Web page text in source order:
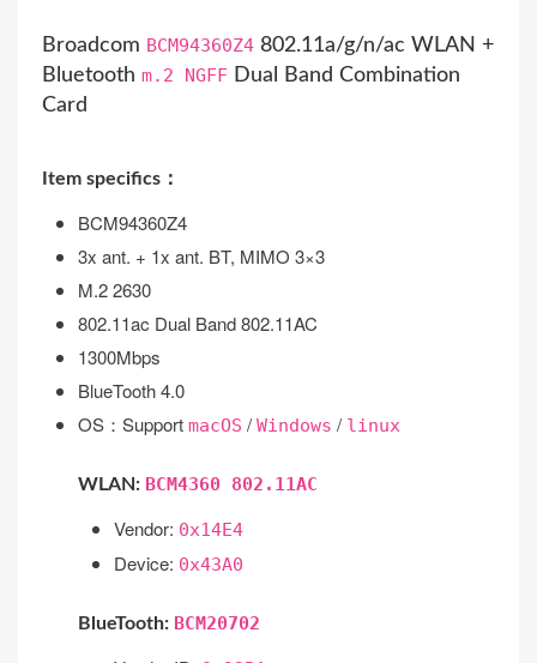
Broadcom BCM94360Z4 802.11a/g/n/ac WLAN +
Bluetooth m.2 NGFF Dual Band Combination
Card
Item specifics：
BCM94360Z4
3x ant. + 1x ant. BT, MIMO 3×3
M.2 2630
802.11ac Dual Band 802.11AC
1300Mbps
BlueTooth 4.0
OS：Support macOS / Windows / linux
WLAN: BCM4360 802.11AC
Vendor: 0x14E4
Device: 0x43A0
BlueTooth: BCM20702